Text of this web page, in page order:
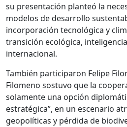
su presentación planteó la
modelos de desarrollo
incorporación tecnológica y
transición ecológica,
internacional.
También participaron Felipe
Filomeno sostuvo que la
solamente una opción
estratégica”, en un escenario
geopolíticas y pérdida de